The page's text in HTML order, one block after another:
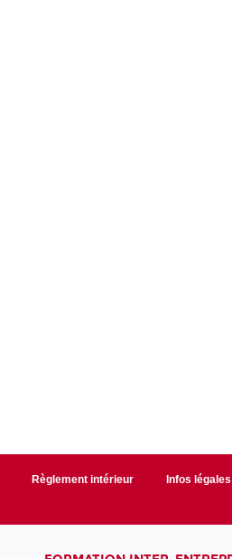
Règlement intérieur Infos légales